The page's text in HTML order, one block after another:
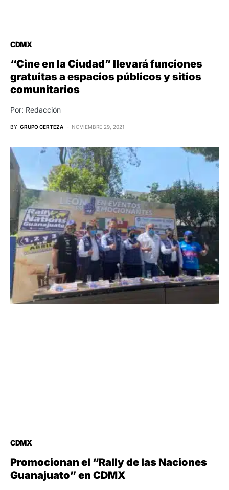
CDMX
“Cine en la Ciudad” llevará funciones
gratuitas a espacios públicos y sitios
comunitarios
Por: Redacción
BY GRUPO CERTEZA NOVIEMBRE 29, 2021
CDMX
Promocionan el “Rally de las Naciones
Guanajuato” en CDMX